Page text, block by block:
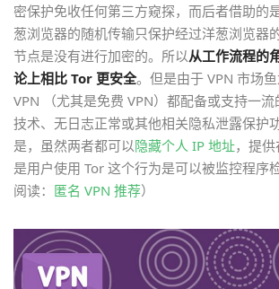
密保护免收任何第三方窥探，而后者借助的
葱浏览器的随机传输只保护经过洋葱浏览器
节点是没有进行加密的。所以从工作流程的
论上相比 Tor 更安全。但是由于 VPN 市场
VPN （尤其是免费 VPN）都配备或支持一
技术、无日志正常或其他相关隐私泄露保护
是，虽然两者都可以隐藏个人 IP 地址，提
是用户使用 Tor 这个行为是可以被监控程序
阅读： 匿名 VPN 推荐）